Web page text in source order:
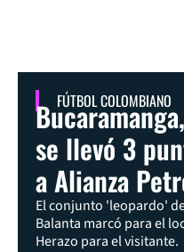
FÚTBOL COLOMBIANO
se llevó 3
a Alianza
El conjunto 'leopardo'
Balanta marcó para el
Herazo para el visitante.